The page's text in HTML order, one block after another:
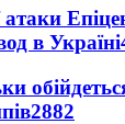
атаки
в Україні
2882